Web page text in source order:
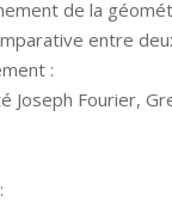
de la
entre
:
Joseph Fourier,